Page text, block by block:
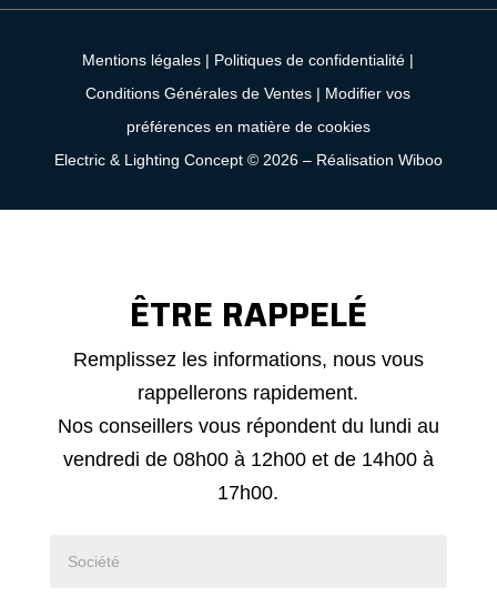
Mentions légales | Politiques de confidentialité |
Conditions Générales de Ventes | Modifier vos
préférences en matière de cookies
Electric & Lighting Concept © 2026 – Réalisation Wiboo
ÊTRE RAPPELÉ
Demande
rappel
Remplissez les informations, nous vous
rappellerons rapidement.
Nos conseillers vous répondent du lundi au
vendredi de 08h00 à 12h00 et de 14h00 à
17h00.